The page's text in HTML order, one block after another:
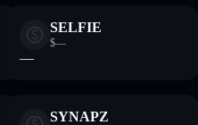
SELFIE
$—
—
SYNAPZ